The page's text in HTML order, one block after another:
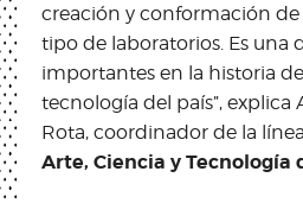
creación y conformación de
tipo de laboratorios. Es una
importantes en la historia
tecnología del país”, explica
Rota, coordinador de la
Arte, Ciencia y Tecnología